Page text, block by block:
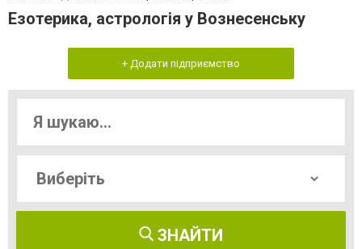
Езотерика, астрологія у Вознесенську
+ Додати підприємство
ЗНАЙТИ